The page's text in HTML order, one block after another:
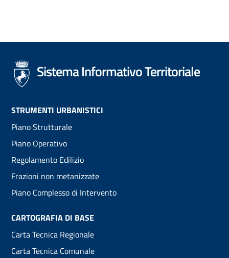
Sistema Informativo Territoriale
Footer
menu
STRUMENTI URBANISTICI
Piano Strutturale
Piano Operativo
Regolamento Edilizio
Frazioni non metanizzate
Piano Complesso di Intervento
CARTOGRAFIA DI BASE
Carta Tecnica Regionale
Carta Tecnica Comunale